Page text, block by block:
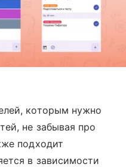
которым нужно
не забывая про
подходит
в зависимости